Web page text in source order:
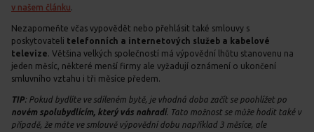
v našem článku.
Nezapomeňte včas vypovědět nebo přehlásit také smlouvy s
poskytovateli telefonních a internetových služeb a kabelové
televize. Většina velkých společností má výpovědní lhůtu stanovenu na
jeden měsíc, některé menší firmy ale vyžadují oznámení o ukončení
smluvního vztahu i tři měsíce předem.
TIP: Pokud bydlíte ve sdíleném bytě, je vhodná doba začít se poohlížet po
novém spolubydlícím, který vás nahradí. Tato možnost se může hodit také v
případě, že máte ve smlouvě výpovědní dobu například 3 měsíce, ale